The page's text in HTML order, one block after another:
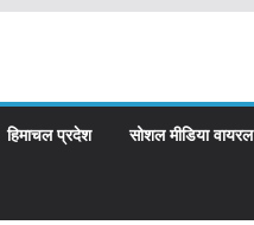
हिमाचल प्रदेश सोशल मीडिया वायरल